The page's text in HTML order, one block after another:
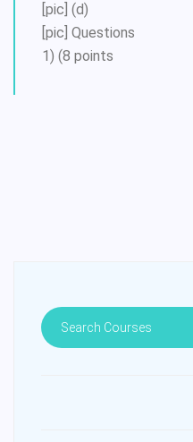
[pic] (d)
[pic] Questions
1) (8 points